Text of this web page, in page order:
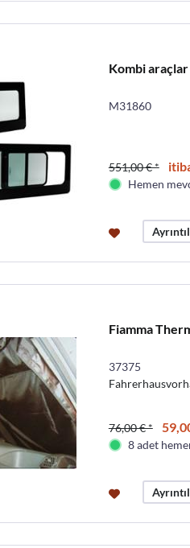
Kombi
M31860
551,00 € *
Hemen
Fiamma
37375
76,00 € *
8 adet